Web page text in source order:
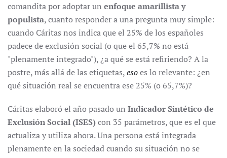
comandita por adoptar un enfoque amarillista y
populista, cuanto responder a una pregunta muy simple:
cuando Cáritas nos indica que el 25% de los españoles
padece de exclusión social (o que el 65,7% no está
"plenamente integrado"), ¿a qué se está refiriendo? A la
postre, más allá de las etiquetas,esoes lo relevante: ¿en
qué situación real se encuentra ese 25% (o 65,7%)?
Cáritas elaboró el año pasado un Indicador Sintético de
Exclusión Social (ISES)con 35 parámetros, que es el que
actualiza y utiliza ahora. Una persona está integrada
plenamente en la sociedad cuando su situación no se